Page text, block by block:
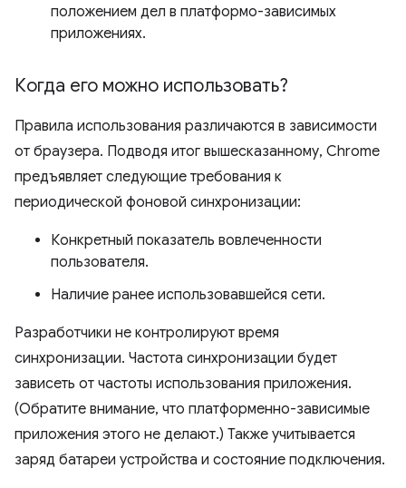
положением дел в платформо-зависимых
приложениях.
Когда его можно использовать?
Правила использования различаются в зависимости
от браузера. Подводя итог вышесказанному, Chrome
предъявляет следующие требования к
периодической фоновой синхронизации:
Конкретный показатель вовлеченности
пользователя.
Наличие ранее использовавшейся сети.
Разработчики не контролируют время
синхронизации. Частота синхронизации будет
зависеть от частоты использования приложения.
(Обратите внимание, что платформенно-зависимые
приложения этого не делают.) Также учитывается
заряд батареи устройства и состояние подключения.